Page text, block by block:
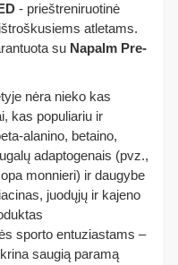
- prieštreniruotinė
atletams.
su Napalm Pre-
nėra nieko kas
kas populiariu ir
alanino, betaino,
adaptogenais (pvz.,
monnieri) ir daugybe
juodųjų ir kajeno
sporto entuziastams –
saugią paramą